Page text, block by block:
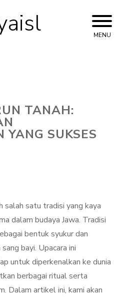
Skip
to
MENU
TANAH:
YANG SUKSES
salah satu tradisi yang kaya
dalam budaya Jawa. Tradisi
bentuk syukur dan
bayi. Upacara ini
untuk diperkenalkan ke dunia
berbagai ritual serta
Dalam artikel ini, kami akan